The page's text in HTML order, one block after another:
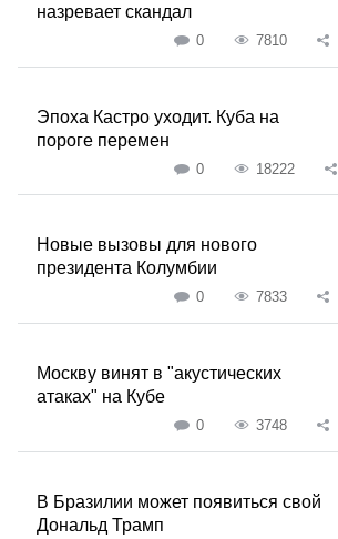
назревает скандал
0 7810
Эпоха Кастро уходит. Куба на
пороге перемен
0 18222
Новые вызовы для нового
президента Колумбии
0 7833
Москву винят в "акустических
атаках" на Кубе
0 3748
В Бразилии может появиться свой
Дональд Трамп